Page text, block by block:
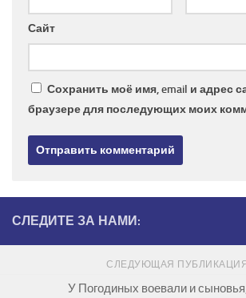
Сайт
Сохранить моё имя, email и адрес
браузере для последующих моих
СЛЕДИТЕ ЗА НАМИ:
СЛЕДУЮЩАЯ ПУБЛИКАЦИЯ
У Погодиных воевали и